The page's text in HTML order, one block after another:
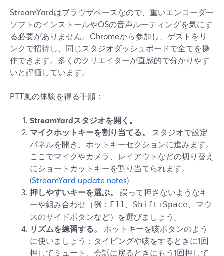
StreamYardはブラウザベースなので、重いエンコーダー
ソフトのインストールやOSの音声ルーティングを気にす
る必要がありません。Chromeから参加し、ゲストをリ
ンクで招待し、同じスタジオダッシュボードで全てを操
作できます。多くのクリエイターが直感的で分かりやす
いと評価しています。
PTT風の体験を得る手順：
StreamYardスタジオを開く。
マイクホットキーを割り当てる。
スタジオで設定
パネルを開き、ホットキーセクションに進みます。
ここでマイクやカメラ、レイアウトなどの切り替え
にショートカットキーを割り当てられます。
(StreamYard update notes)
押しやすいキーを選ぶ。
誤って押さないようなキ
ーや組み合わせ（例： F11 Shift+Space
、マウ
スのサイドボタンなど）を選びましょう。
リズムを練習する。
ホットキーを咳ボタンのよう
に使いましょう：タイピングや咳をするときに1回
押してミュート、会話に戻るときにもう1回押して